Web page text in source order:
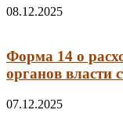
08.12.2025
Форма 14 о
органов власти
07.12.2025